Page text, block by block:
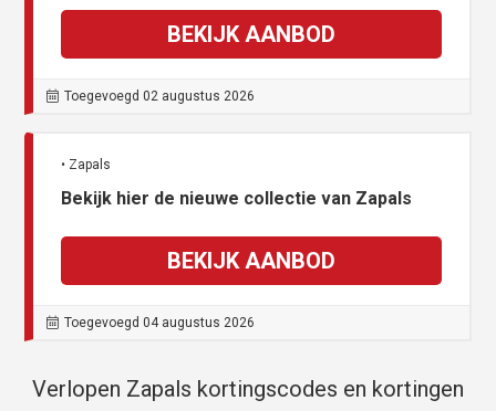
BEKIJK AANBOD
Toegevoegd 02 augustus 2026
• Zapals
Bekijk hier de nieuwe collectie van Zapals
BEKIJK AANBOD
Toegevoegd 04 augustus 2026
Verlopen Zapals kortingscodes en kortingen